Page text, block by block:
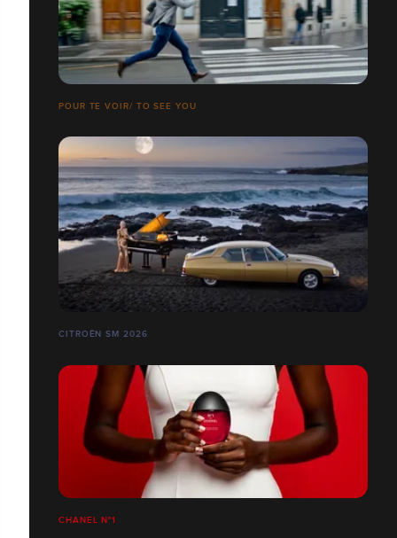
POUR TE VOIR/ TO SEE YOU
CITROËN SM 2026
CHANEL N°1